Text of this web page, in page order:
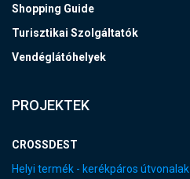
Shopping Guide
Turisztikai Szolgáltatók
Vendéglátóhelyek
PROJEKTEK
CROSSDEST
Helyi termék - kerékpáros útvonalak